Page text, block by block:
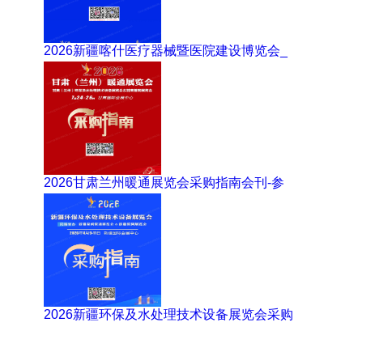
2026新疆喀什医疗器械暨医院建设博览会_
2026甘肃兰州暖通展览会采购指南会刊-参
2026新疆环保及水处理技术设备展览会采购